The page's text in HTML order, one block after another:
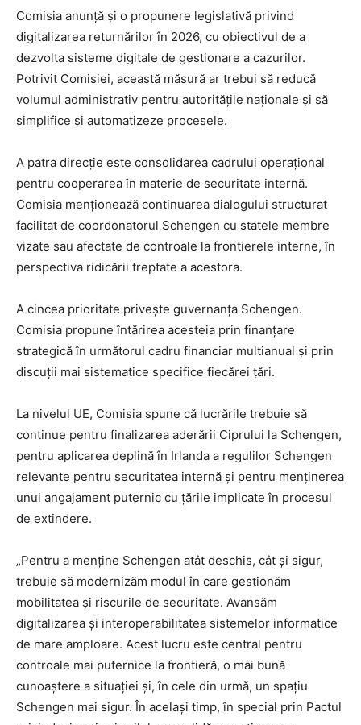
Comisia anunță și o propunere legislativă privind
digitalizarea returnărilor în 2026, cu obiectivul de a
dezvolta sisteme digitale de gestionare a cazurilor.
Potrivit Comisiei, această măsură ar trebui să reducă
volumul administrativ pentru autoritățile naționale și să
simplifice și automatizeze procesele.
A patra direcție este consolidarea cadrului operațional
pentru cooperarea în materie de securitate internă.
Comisia menționează continuarea dialogului structurat
facilitat de coordonatorul Schengen cu statele membre
vizate sau afectate de controale la frontierele interne, în
perspectiva ridicării treptate a acestora.
A cincea prioritate privește guvernanța Schengen.
Comisia propune întărirea acesteia prin finanțare
strategică în următorul cadru financiar multianual și prin
discuții mai sistematice specifice fiecărei țări.
La nivelul UE, Comisia spune că lucrările trebuie să
continue pentru finalizarea aderării Ciprului la Schengen,
pentru aplicarea deplină în Irlanda a regulilor Schengen
relevante pentru securitatea internă și pentru menținerea
unui angajament puternic cu țările implicate în procesul
de extindere.
„Pentru a menține Schengen atât deschis, cât și sigur,
trebuie să modernizăm modul în care gestionăm
mobilitatea și riscurile de securitate. Avansăm
digitalizarea și interoperabilitatea sistemelor informatice
de mare amploare. Acest lucru este central pentru
controale mai puternice la frontieră, o mai bună
cunoaștere a situației și, în cele din urmă, un spațiu
Schengen mai sigur. În același timp, în special prin Pactul